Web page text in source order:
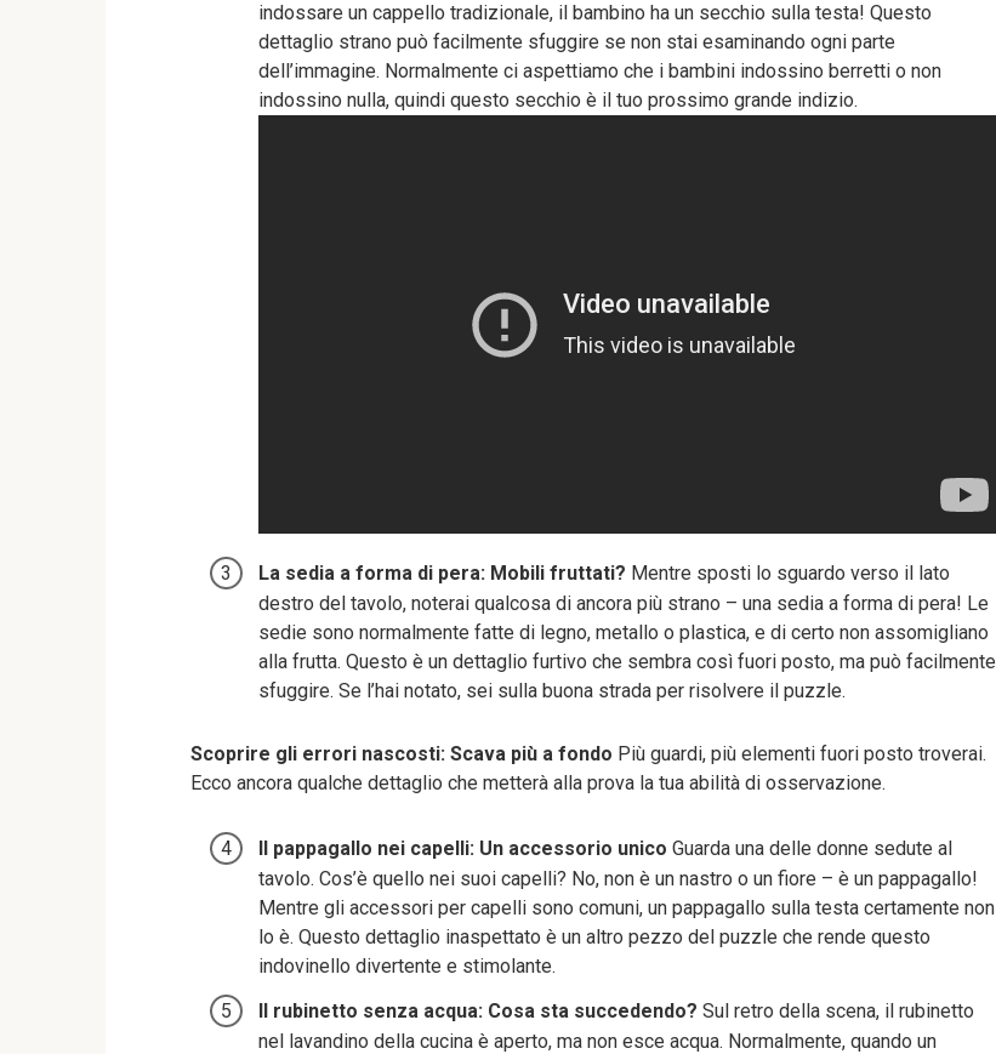
indossare un cappello tradizionale, il bambino ha un secchio sulla testa! Questo
dettaglio strano può facilmente sfuggire se non stai esaminando ogni parte
dell’immagine. Normalmente ci aspettiamo che i bambini indossino berretti o non
indossino nulla, quindi questo secchio è il tuo prossimo grande indizio.
La sedia a forma di pera: Mobili fruttati? Mentre sposti lo sguardo verso il lato
destro del tavolo, noterai qualcosa di ancora più strano – una sedia a forma di pera! Le
sedie sono normalmente fatte di legno, metallo o plastica, e di certo non assomigliano
alla frutta. Questo è un dettaglio furtivo che sembra così fuori posto, ma può facilmente
sfuggire. Se l’hai notato, sei sulla buona strada per risolvere il puzzle.
Scoprire gli errori nascosti: Scava più a fondo Più guardi, più elementi fuori posto troverai.
Ecco ancora qualche dettaglio che metterà alla prova la tua abilità di osservazione.
Il pappagallo nei capelli: Un accessorio unico Guarda una delle donne sedute al
tavolo. Cos’è quello nei suoi capelli? No, non è un nastro o un fiore – è un pappagallo!
Mentre gli accessori per capelli sono comuni, un pappagallo sulla testa certamente non
lo è. Questo dettaglio inaspettato è un altro pezzo del puzzle che rende questo
indovinello divertente e stimolante.
Il rubinetto senza acqua: Cosa sta succedendo? Sul retro della scena, il rubinetto
nel lavandino della cucina è aperto, ma non esce acqua. Normalmente, quando un